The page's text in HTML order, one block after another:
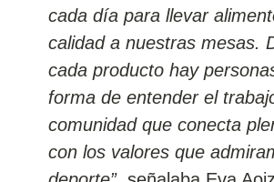
cada día para llevar
calidad a nuestras mesas.
cada producto hay
forma de entender el
comunidad que conecta
con los valores que